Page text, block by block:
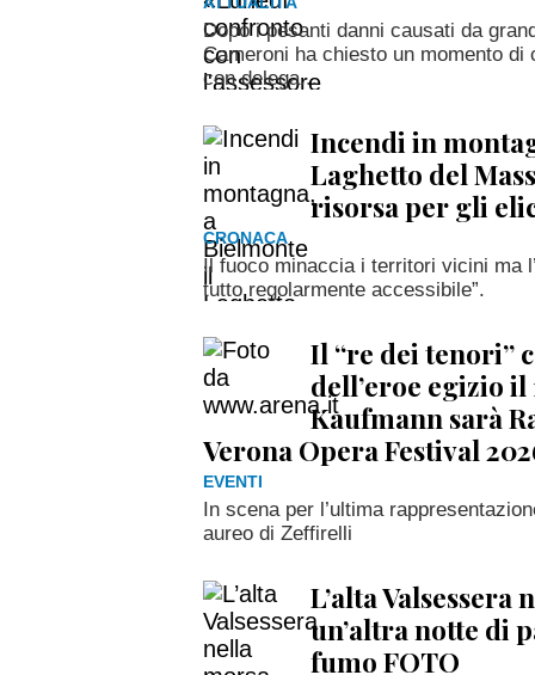
Dopo i pesanti danni causati da
Cameroni ha chiesto un momento di
con delega...
Incendi in
Laghetto del
risorsa per gli
CRONACA
Il fuoco minaccia i territori vicini ma
tutto regolarmente accessibile”.
Il “re dei tenori”
dell’eroe egizio il
Kaufmann sarà
Verona Opera Festival
EVENTI
In scena per l’ultima
aureo di Zeffirelli
L’alta
un’altra notte di
fumo FOTO